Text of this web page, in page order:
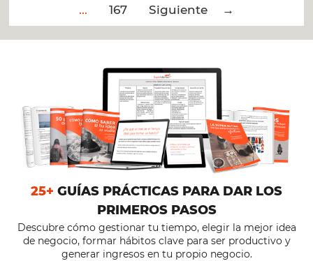
TIEMPO
LOS
DEMÁS…
¿PARA
TRIUNFAR?
navigation
…
167 Siguiente →
25+ GUÍAS PRÁCTICAS PARA DAR LOS
PRIMEROS PASOS
Descubre cómo gestionar tu tiempo, elegir la mejor idea
de negocio, formar hábitos clave para ser productivo y
generar ingresos en tu propio negocio.